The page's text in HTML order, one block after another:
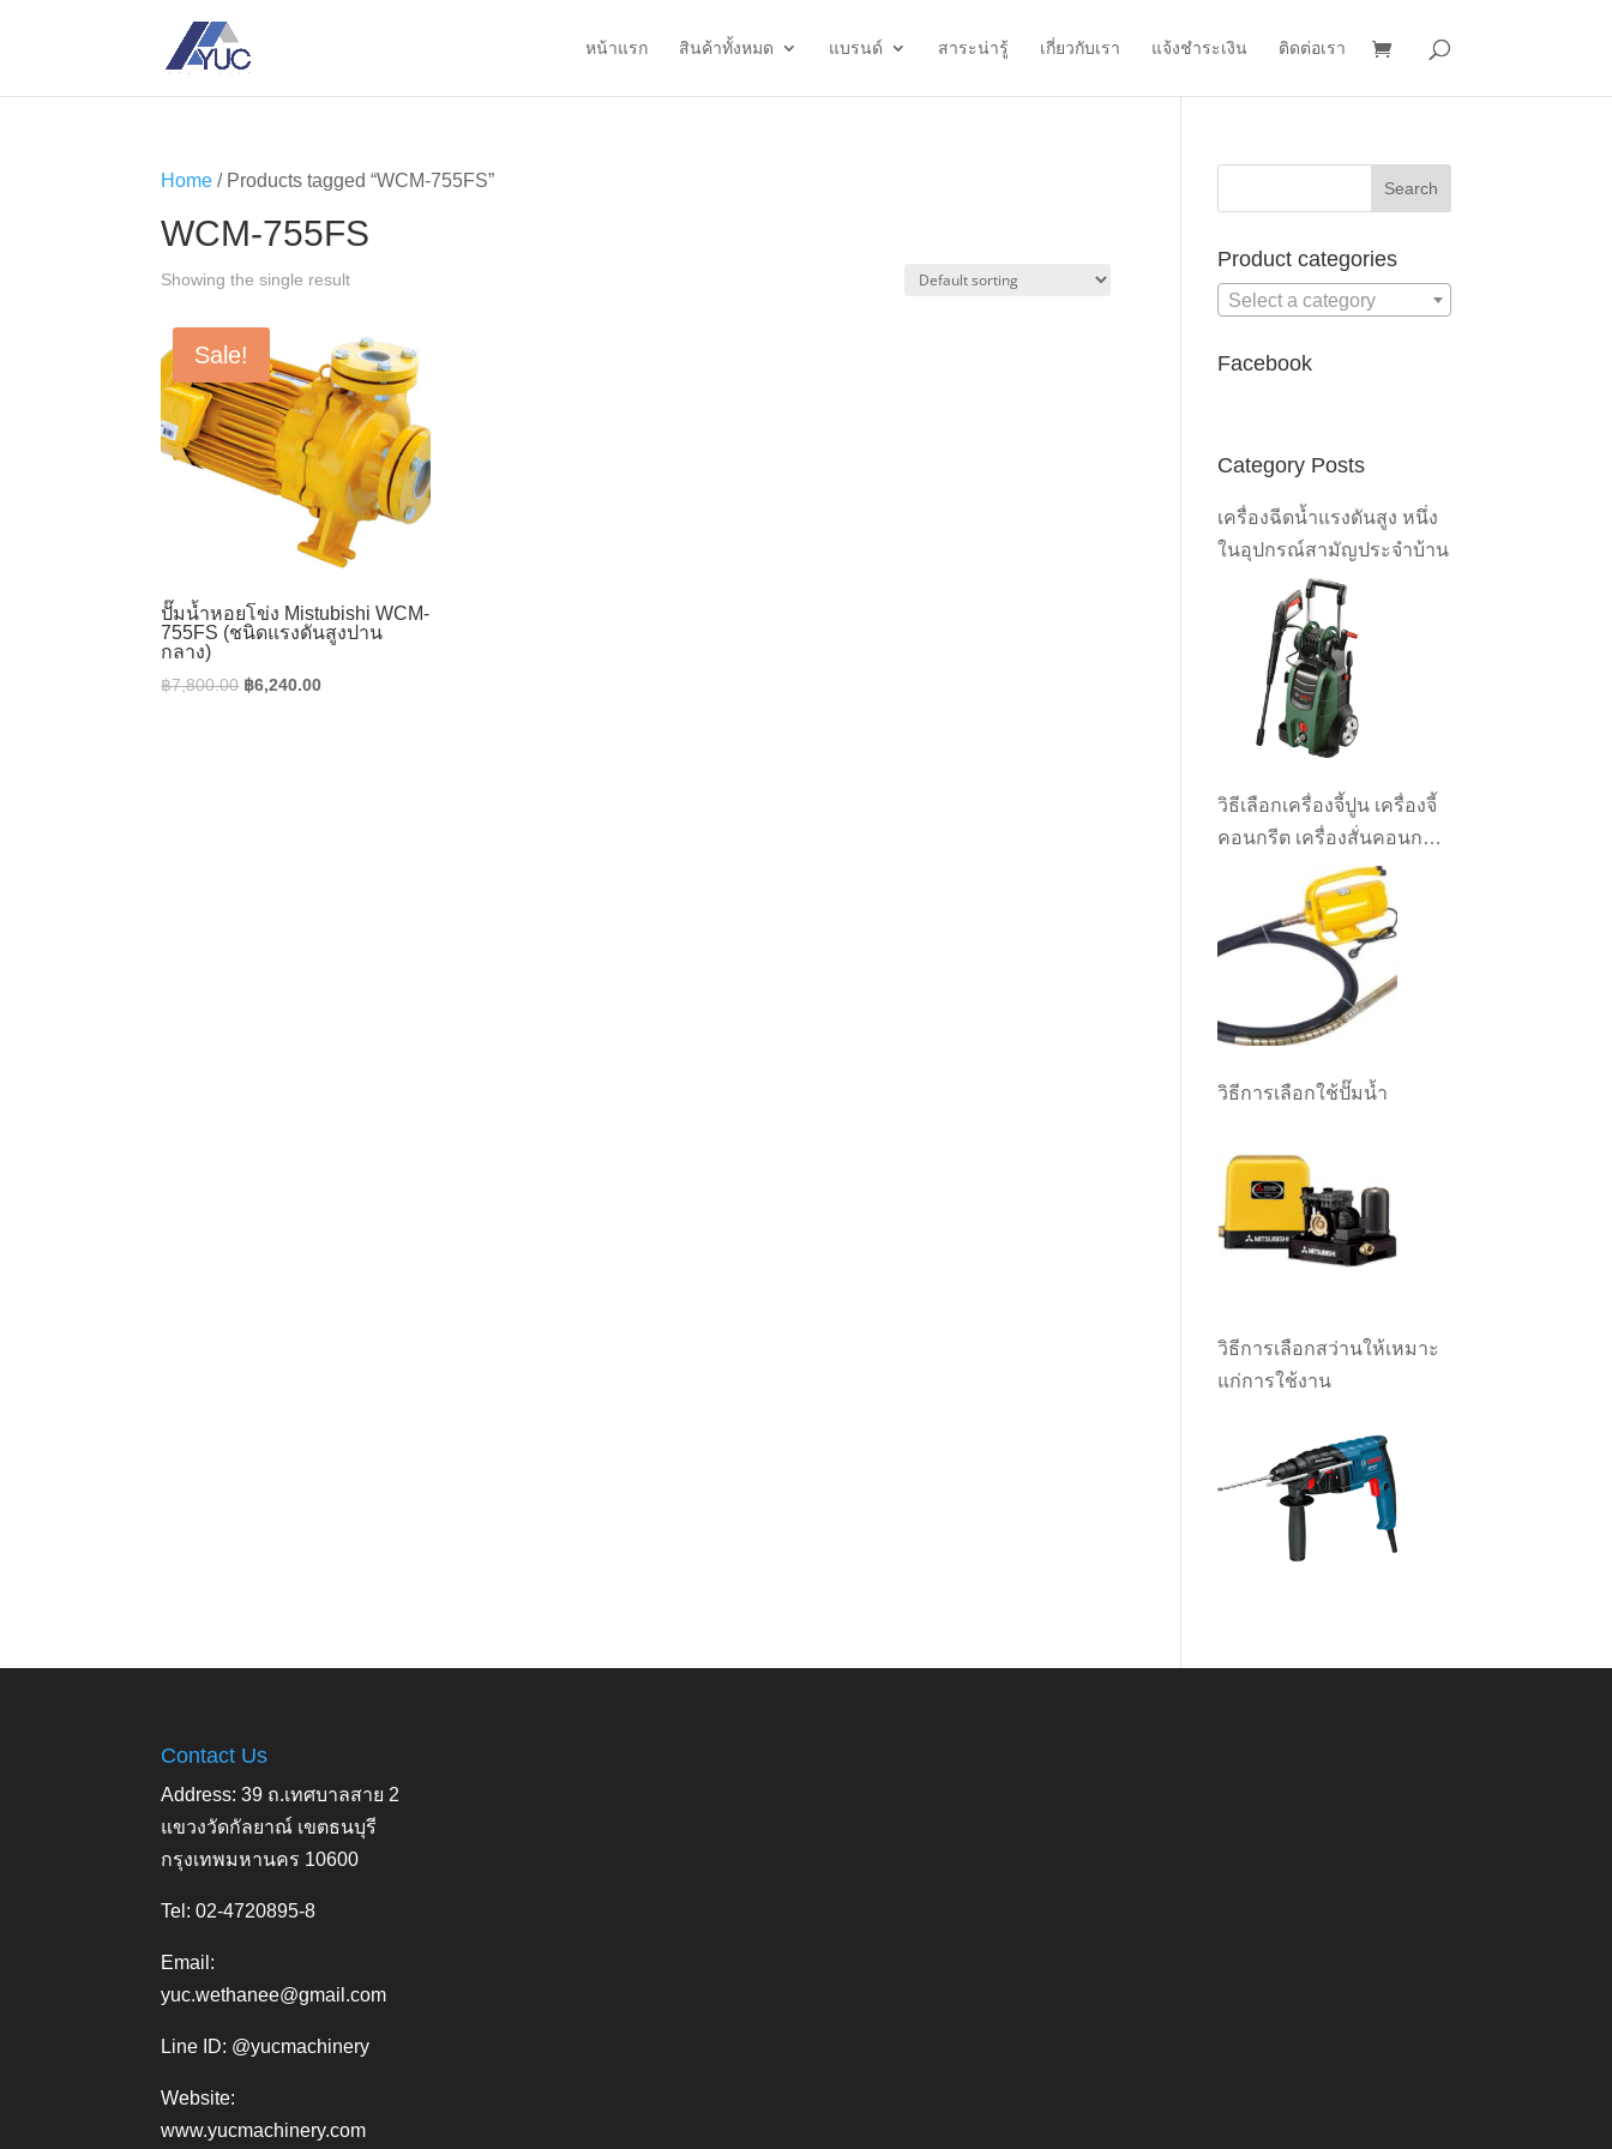
หน้าแรก สินค้าทั้งหมด แบรนด์ สาระน่ารู้ เกี่ยวกับเรา แจ้งชำระเงิน ติดต่อเรา
Home / Products tagged “WCM-755FS”
WCM-755FS
Showing the single result
Sale!
ปั๊มน้ำหอยโข่ง Mistubishi WCM-
755FS (ชนิดแรงดันสูงปาน
กลาง)
฿7,800.00 Original
฿6,240.00Current
Product categories
Select a category
Facebook
Category Posts
เครื่องฉีดน้ำแรงดันสูง หนึ่ง
ในอุปกรณ์สามัญประจำบ้าน
วิธีเลือกเครื่องจี้ปูน เครื่องจี้
คอนกรีต เครื่องสั่นคอนกรีต
ให้เหมาะกับงาน
วิธีการเลือกใช้ปั๊มน้ำ
วิธีการเลือกสว่านให้เหมาะ
แก่การใช้งาน
Contact Us
Address: 39 ถ.เทศบาลสาย 2
แขวงวัดกัลยาณ์ เขตธนบุรี
กรุงเทพมหานคร 10600
Tel: 02-4720895-8
Email:
yuc.wethanee@gmail.com
Line ID: @yucmachinery
Website:
www.yucmachinery.com